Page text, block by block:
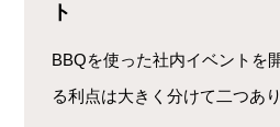
ト
BBQを使った社内イベントを
る利点は大きく分けて二つあり